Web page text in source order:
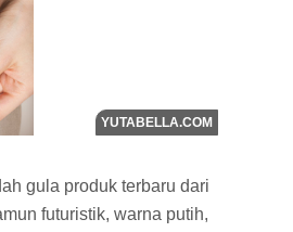
gula produk terbaru dari
futuristik, warna putih,